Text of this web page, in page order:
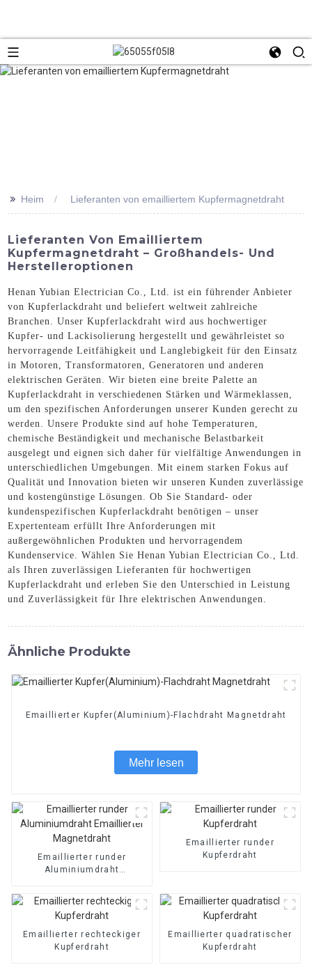
>> Heim Lieferanten von emailliertem Kupfermagnetdraht
Lieferanten Von Emailliertem
Kupfermagnetdraht – Großhandels- Und
Herstelleroptionen
Henan Yubian Electrician Co., Ltd. ist ein führender Anbieter
von Kupferlackdraht und beliefert weltweit zahlreiche
Branchen. Unser Kupferlackdraht wird aus hochwertiger
Kupfer- und Lackisolierung hergestellt und gewährleistet so
hervorragende Leitfähigkeit und Langlebigkeit für den Einsatz
in Motoren, Transformatoren, Generatoren und anderen
elektrischen Geräten. Wir bieten eine breite Palette an
Kupferlackdraht in verschiedenen Stärken und Wärmeklassen,
um den spezifischen Anforderungen unserer Kunden gerecht zu
werden. Unsere Produkte sind auf hohe Temperaturen,
chemische Beständigkeit und mechanische Belastbarkeit
ausgelegt und eignen sich daher für vielfältige Anwendungen in
unterschiedlichen Umgebungen. Mit einem starken Fokus auf
Qualität und Innovation bieten wir unseren Kunden zuverlässige
und kostengünstige Lösungen. Ob Sie Standard- oder
kundenspezifischen Kupferlackdraht benötigen – unser
Expertenteam erfüllt Ihre Anforderungen mit
außergewöhnlichen Produkten und hervorragendem
Kundenservice. Wählen Sie Henan Yubian Electrician Co., Ltd.
als Ihren zuverlässigen Lieferanten für hochwertigen
Kupferlackdraht und erleben Sie den Unterschied in Leistung
und Zuverlässigkeit für Ihre elektrischen Anwendungen.
Ähnliche Produkte
Emaillierter Kupfer(Aluminium)-Flachdraht Magnetdraht
Mehr lesen
Emaillierter runder
Aluminiumdraht
Emaillierter runder
Kupferdraht
Emaillierter rechteckiger
Kupferdraht
Emaillierter quadratischer
Kupferdraht